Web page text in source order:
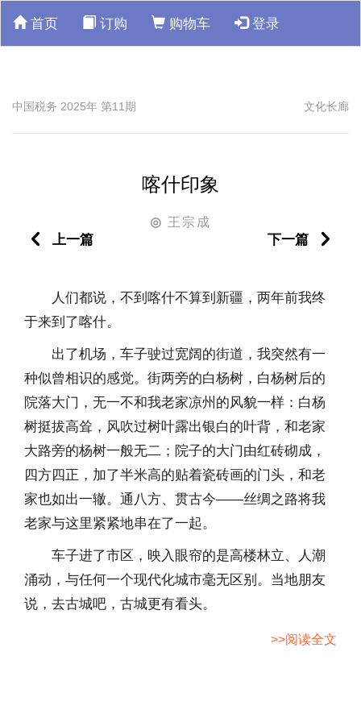
首页 订购 购物车 登录
中国税务 2025年 第11期 文化长廊
喀什印象
◎ 王宗成
上一篇
下一篇
人们都说，不到喀什不算到新疆，两年前我终
于来到了喀什。
出了机场，车子驶过宽阔的街道，我突然有一
种似曾相识的感觉。街两旁的白杨树，白杨树后的
院落大门，无一不和我老家凉州的风貌一样：白杨
树挺拔高耸，风吹过树叶露出银白的叶背，和老家
大路旁的杨树一般无二；院子的大门由红砖砌成，
四方四正，加了半米高的贴着瓷砖画的门头，和老
家也如出一辙。通八方、贯古今——丝绸之路将我
老家与这里紧紧地串在了一起。
车子进了市区，映入眼帘的是高楼林立、人潮
涌动，与任何一个现代化城市毫无区别。当地朋友
说，去古城吧，古城更有看头。
>>阅读全文